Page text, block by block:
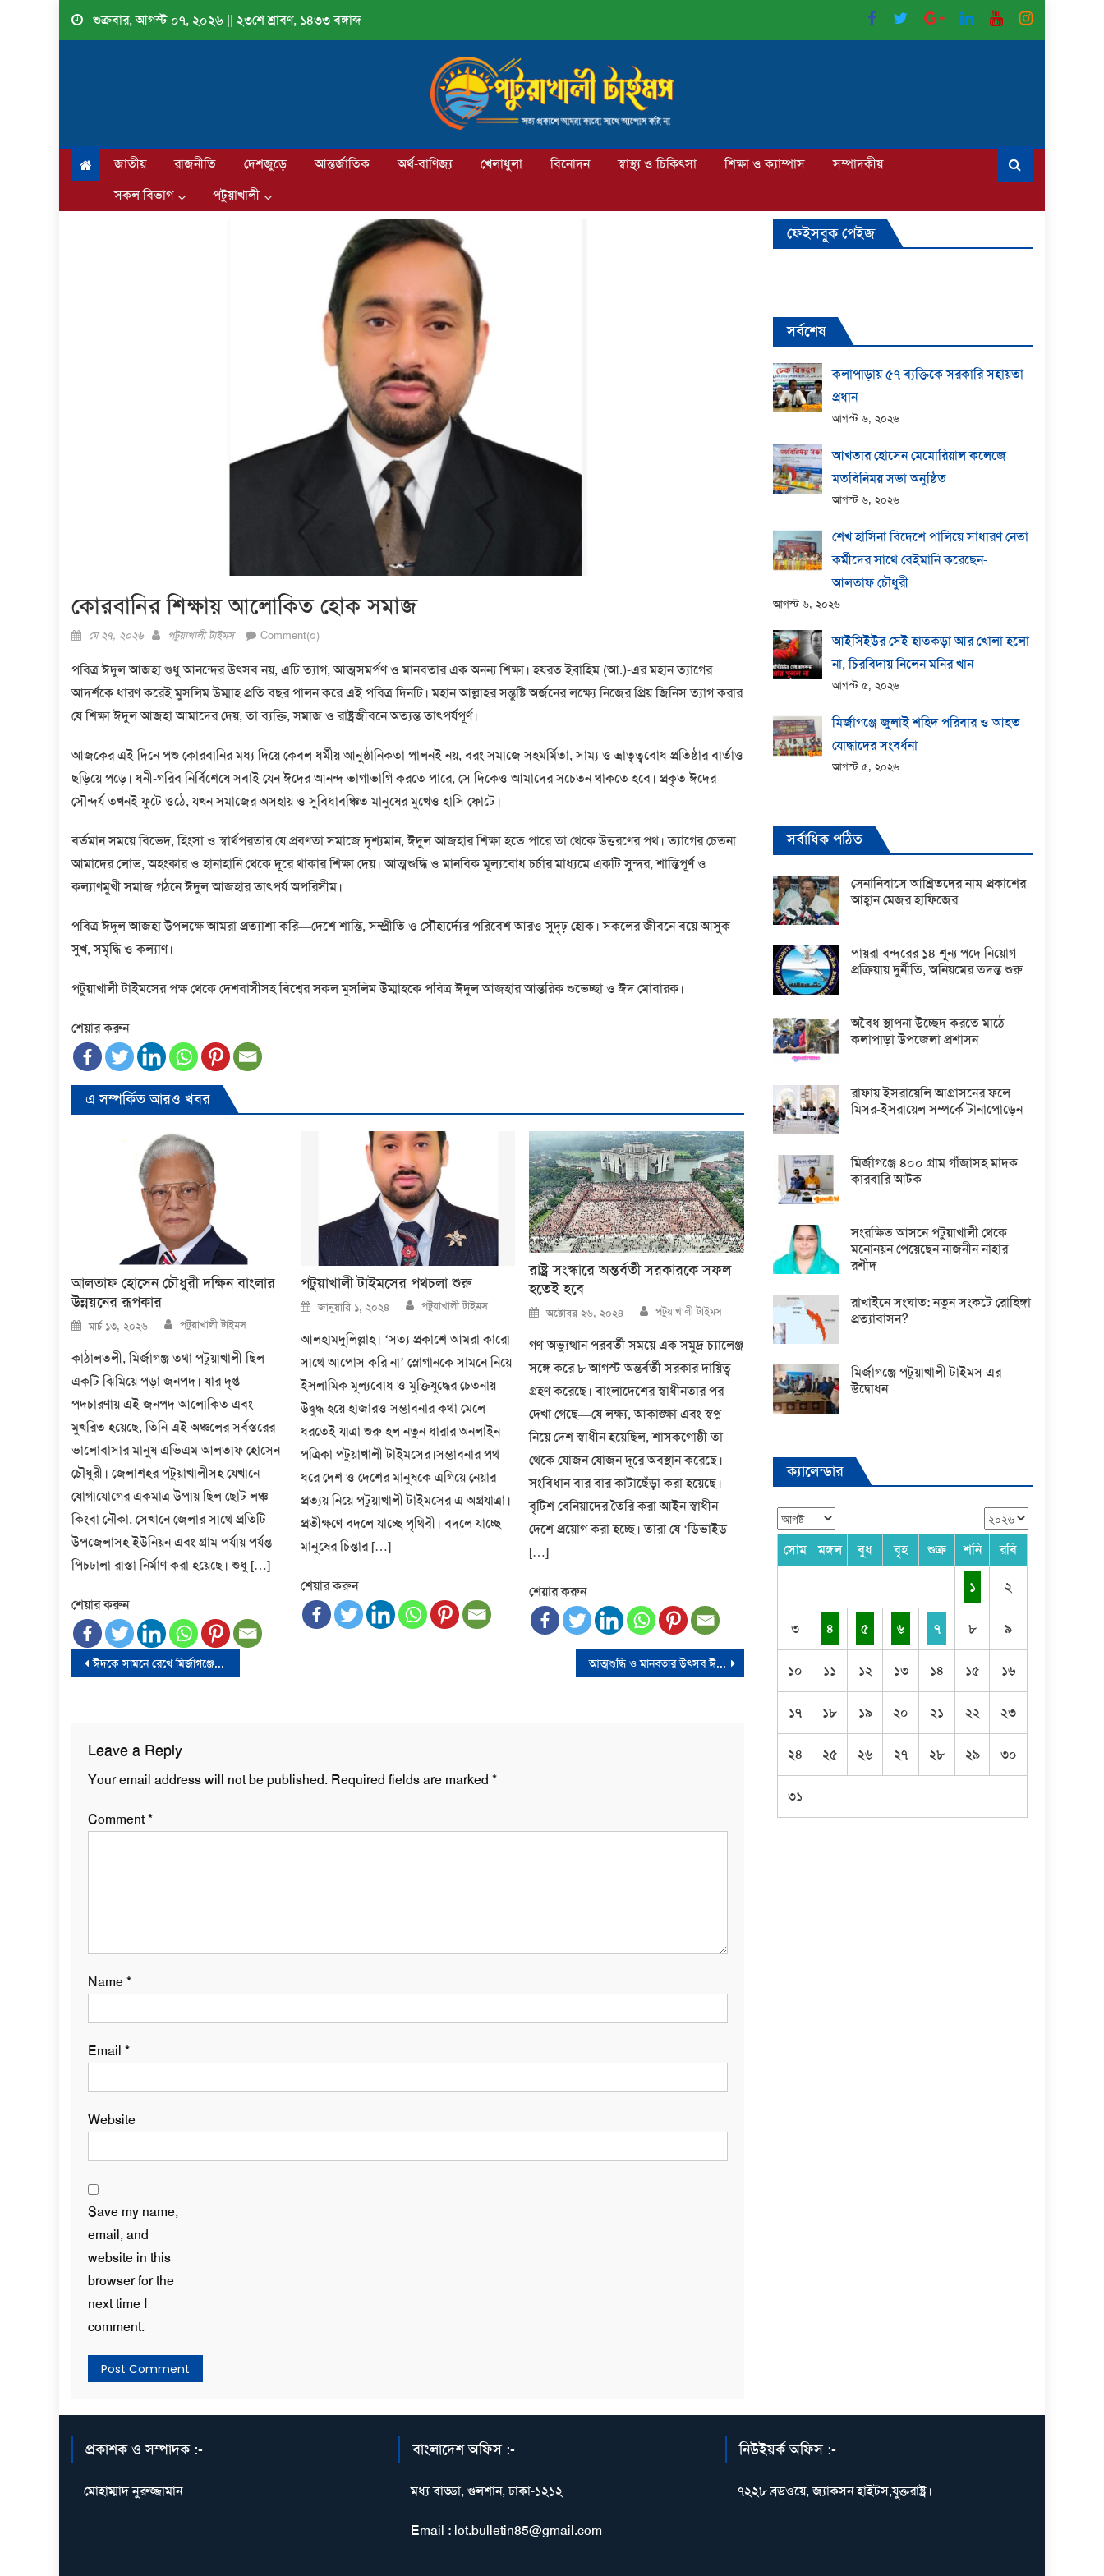
Skip
শুক্রবার, আগস্ট ০৭, ২০২৬ || ২৩শে শ্রাবণ, ১৪৩৩ বঙ্গাব্দ
জাতীয় রাজনীতি দেশজুড়ে আন্তর্জাতিক অর্থ-বাণিজ্য খেলাধুলা বিনোদন স্বাস্থ্য ও চিকিৎসা শিক্ষা ও ক্যাম্পাস
সম্পাদকীয়
সকল বিভাগ
পটুয়াখালী
কোরবানির শিক্ষায় আলোকিত হোক সমাজ
Posted
মে ২৭, ২০২৬ Author
পটুয়াখালী টাইমস Comment(০)
পবিত্র ঈদুল আজহা শুধু আনন্দের উৎসব নয়, এটি ত্যাগ, আত্মসমর্পণ ও মানবতার এক অনন্য শিক্ষা। হযরত ইব্রাহিম (আ.)-এর মহান ত্যাগের
আদর্শকে ধারণ করেই মুসলিম উম্মাহ প্রতি বছর পালন করে এই পবিত্র দিনটি। মহান আল্লাহর সন্তুষ্টি অর্জনের লক্ষ্যে নিজের প্রিয় জিনিস ত্যাগ করার
যে শিক্ষা ঈদুল আজহা আমাদের দেয়, তা ব্যক্তি, সমাজ ও রাষ্ট্রজীবনে অত্যন্ত তাৎপর্যপূর্ণ।
আজকের এই দিনে পশু কোরবানির মধ্য দিয়ে কেবল ধর্মীয় আনুষ্ঠানিকতা পালনই নয়, বরং সমাজে সহমর্মিতা, সাম্য ও ভ্রাতৃত্ববোধ প্রতিষ্ঠার বার্তাও
ছড়িয়ে পড়ে। ধনী-গরিব নির্বিশেষে সবাই যেন ঈদের আনন্দ ভাগাভাগি করতে পারে, সে দিকেও আমাদের সচেতন থাকতে হবে। প্রকৃত ঈদের
সৌন্দর্য তখনই ফুটে ওঠে, যখন সমাজের অসহায় ও সুবিধাবঞ্চিত মানুষের মুখেও হাসি ফোটে।
বর্তমান সময়ে বিভেদ, হিংসা ও স্বার্থপরতার যে প্রবণতা সমাজে দৃশ্যমান, ঈদুল আজহার শিক্ষা হতে পারে তা থেকে উত্তরণের পথ। ত্যাগের চেতনা
আমাদের লোভ, অহংকার ও হানাহানি থেকে দূরে থাকার শিক্ষা দেয়। আত্মশুদ্ধি ও মানবিক মূল্যবোধ চর্চার মাধ্যমে একটি সুন্দর, শান্তিপূর্ণ ও
কল্যাণমুখী সমাজ গঠনে ঈদুল আজহার তাৎপর্য অপরিসীম।
পবিত্র ঈদুল আজহা উপলক্ষে আমরা প্রত্যাশা করি—দেশে শান্তি, সম্প্রীতি ও সৌহার্দ্যের পরিবেশ আরও সুদৃঢ় হোক। সকলের জীবনে বয়ে আসুক
সুখ, সমৃদ্ধি ও কল্যাণ।
পটুয়াখালী টাইমসের পক্ষ থেকে দেশবাসীসহ বিশ্বের সকল মুসলিম উম্মাহকে পবিত্র ঈদুল আজহার আন্তরিক শুভেচ্ছা ও ঈদ মোবারক।
শেয়ার করুন
এ সম্পর্কিত আরও খবর
আলতাফ হোসেন চৌধুরী দক্ষিন বাংলার
উন্নয়নের রূপকার
Posted
on
মার্চ ১৩, ২০২৬ Author
পটুয়াখালী টাইমস
কাঠালতলী, মির্জাগঞ্জ তথা পটুয়াখালী ছিল
একটি ঝিমিয়ে পড়া জনপদ। যার দৃপ্ত
পদচারণায় এই জনপদ আলোকিত এবং
মুখরিত হয়েছে, তিনি এই অঞ্চলের সর্বস্তরের
ভালোবাসার মানুষ এভিএম আলতাফ হোসেন
চৌধুরী। জেলাশহর পটুয়াখালীসহ যেখানে
যোগাযোগের একমাত্র উপায় ছিল ছোট লঞ্চ
কিংবা নৌকা, সেখানে জেলার সাথে প্রতিটি
উপজেলাসহ ইউনিয়ন এবং গ্রাম পর্যায় পর্যন্ত
পিচঢালা রাস্তা নির্মাণ করা হয়েছে। শুধু […]
শেয়ার করুন
পটুয়াখালী টাইমসের পথচলা শুরু
Posted
on
জানুয়ারি ১, ২০২৪ Author
পটুয়াখালী টাইমস
আলহামদুলিল্লাহ। ‘সত্য প্রকাশে আমরা কারো
সাথে আপোস করি না’ স্লোগানকে সামনে নিয়ে
ইসলামিক মূল্যবোধ ও মুক্তিযুদ্ধের চেতনায়
উদ্বুদ্ধ হয়ে হাজারও সম্ভাবনার কথা মেলে
ধরতেই যাত্রা শুরু হল নতুন ধারার অনলাইন
পত্রিকা পটুয়াখালী টাইমসের।সম্ভাবনার পথ
ধরে দেশ ও দেশের মানুষকে এগিয়ে নেয়ার
প্রত্যয় নিয়ে পটুয়াখালী টাইমসের এ অগ্রযাত্রা।
প্রতীক্ষণে বদলে যাচ্ছে পৃথিবী। বদলে যাচ্ছে
মানুষের চিন্তার […]
শেয়ার করুন
রাষ্ট্র সংস্কারে অন্তর্বর্তী সরকারকে সফল
হতেই হবে
Posted
on
অক্টোবর ২৬, ২০২৪ Author
পটুয়াখালী টাইমস
গণ-অভ্যুত্থান পরবর্তী সময়ে এক সমুদ্র চ্যালেঞ্জ
সঙ্গে করে ৮ আগস্ট অন্তর্বর্তী সরকার দায়িত্ব
গ্রহণ করেছে। বাংলাদেশের স্বাধীনতার পর
দেখা গেছে—যে লক্ষ্য, আকাঙ্ক্ষা এবং স্বপ্ন
নিয়ে দেশ স্বাধীন হয়েছিল, শাসকগোষ্ঠী তা
থেকে যোজন যোজন দূরে অবস্থান করেছে।
সংবিধান বার বার কাটাছেঁড়া করা হয়েছে।
বৃটিশ বেনিয়াদের তৈরি করা আইন স্বাধীন
দেশে প্রয়োগ করা হচ্ছে। তারা যে ‘ডিভাইড
[…]
শেয়ার করুন
Post
ঈদকে সামনে রেখে মির্জাগঞ্জে খাদ্য সহায়তা বিতরণ করলেন এমপি আলতাফ হোসেন চৌধুরী আত্মশুদ্ধি ও মানবতার উৎসব ঈদুল আজহা আজ
Leave a Reply
Your email address will not be published. Required fields are marked *
Comment*
Name*
Email *
Website
Save my name,
email, and
website in this
browser for the
next time I
comment.
ফেইসবুক পেইজ
সর্বশেষ
কলাপাড়ায় ​৫৭ ব্যক্তিকে সরকারি সহায়তা
প্রধান
আগস্ট ৬, ২০২৬
আখতার হোসেন মেমোরিয়াল কলেজে
মতবিনিময় সভা অনুষ্ঠিত
আগস্ট ৬, ২০২৬
শেখ হাসিনা বিদেশে পালিয়ে সাধারণ নেতা
কর্মীদের সাথে বেইমানি করেছেন-
আলতাফ চৌধুরী
আগস্ট ৬, ২০২৬
আইসিইউর সেই হাতকড়া আর খোলা হলো
না, চিরবিদায় নিলেন মনির খান
আগস্ট ৫, ২০২৬
মির্জাগঞ্জে জুলাই শহিদ পরিবার ও আহত
যোদ্ধাদের সংবর্ধনা
আগস্ট ৫, ২০২৬
সর্বাধিক পঠিত
সেনানিবাসে আশ্রিতদের নাম প্রকাশের
আহ্বান মেজর হাফিজের
পায়রা বন্দরের ১৪ শূন্য পদে নিয়োগ
প্রক্রিয়ায় দুর্নীতি, অনিয়মের তদন্ত শুরু
অবৈধ স্থাপনা উচ্ছেদ করতে মাঠে
কলাপাড়া উপজেলা প্রশাসন
রাফায় ইসরায়েলি আগ্রাসনের ফলে
মিসর-ইসরায়েল সম্পর্কে টানাপোড়েন
মির্জাগঞ্জে ৪০০ গ্রাম গাঁজাসহ মাদক
কারবারি আটক
সংরক্ষিত আসনে পটুয়াখালী থেকে
মনোনয়ন পেয়েছেন নাজনীন নাহার
রশীদ
রাখাইনে সংঘাত: নতুন সংকটে রোহিঙ্গা
প্রত্যাবাসন?
মির্জাগঞ্জে পটুয়াখালী টাইমস এর
উদ্বোধন
ক্যালেন্ডার
সোম মঙ্গল বুধ বৃহ শুক্র শনি রবি
১ ২
৩ ৪ ৫ ৬ ৭ ৮ ৯
১০ ১১ ১২ ১৩ ১৪ ১৫ ১৬
১৭ ১৮ ১৯ ২০ ২১ ২২ ২৩
২৪ ২৫ ২৬ ২৭ ২৮ ২৯ ৩০
৩১
প্রকাশক ও সম্পাদক :-
মোহাম্মাদ নুরুজ্জামান
বাংলাদেশ অফিস :-
মধ্য বাড্ডা, গুলশান, ঢাকা-১২১২
Email : lot.bulletin85@gmail.com
নিউইয়র্ক অফিস :-
৭২২৮ ব্রডওয়ে, জ্যাকসন হাইটস,যুক্তরাষ্ট্র।